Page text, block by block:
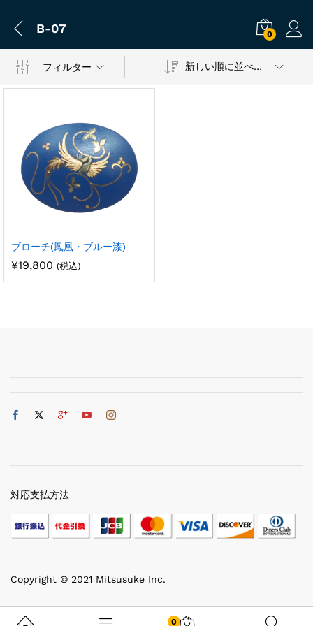
B-07 0
フィルター 新しい順に並べ替え
ブローチ(鳳凰・ブルー漆)
¥19,800 (税込)
Copyright © 2021 Mitsusuke Inc.
対応支払方法
0